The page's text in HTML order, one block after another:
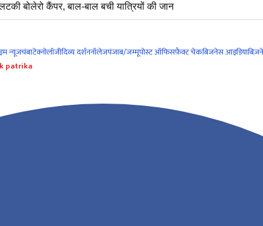
बोलेरो कैंपर, बाल-बाल बची यात्रियों की जान
न्यूजचंबाटेक्नोलॉजीदिव्य दर्शननॉलेजपंजाब/जम्मूपोस्ट ऑफिसफ़ैक्ट चेकबिजनेस आइडिया
patrika